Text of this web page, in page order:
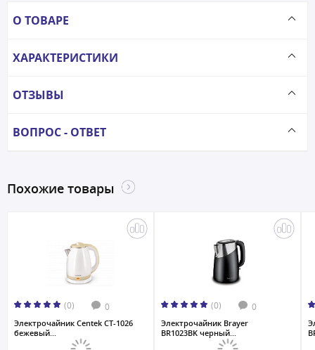
О ТОВАРЕ
ХАРАКТЕРИСТИКИ
ОТЗЫВЫ
ВОПРОС - ОТВЕТ
Похожие товары
(0) 0
Электрочайник Centek CT-1026
бежевый...
(0) 0
Электрочайник Brayer
BR1023BK черный...